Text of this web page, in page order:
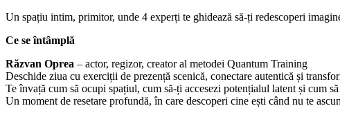
Un spațiu intim, primitor, unde 4 experți te ghidează să-ți redescoperi
Ce se întâmplă
Răzvan Oprea – actor, regizor, creator al metodei Quantum Training
Deschide ziua cu exerciții de prezență scenică, conectare autentică și
Te învață cum să ocupi spațiul, cum să-ți accesezi potențialul latent și cum
Un moment de resetare profundă, în care descoperi cine ești când nu te